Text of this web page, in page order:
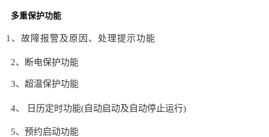
多重保护功能
1、故障报警及原因、处理提示功能
2、断电保护功能
3、超温保护功能
4、 日历定时功能(自动启动及自动停止运行)
5、预约启动功能